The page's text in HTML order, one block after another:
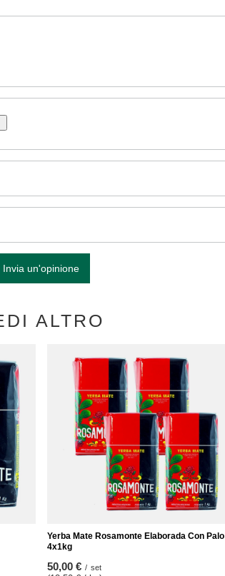
Invia un'opinione
ALTRO
Yerba Mate Rosamonte Elaborada Con Palo
4x1kg
50,00 € / set